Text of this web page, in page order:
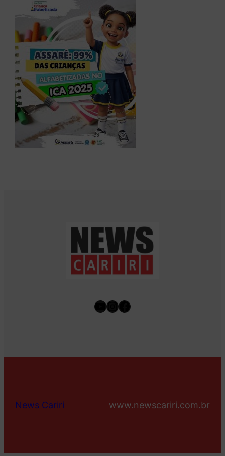
Youtube
Instagram
Facebook
News Cariri www.newscariri.com.br